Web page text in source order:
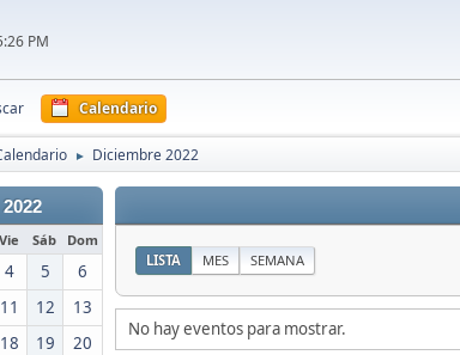
PM
Calendario
► Diciembre 2022
Vie Sáb Dom
4 5
6
11 12
13
18 19
20
LISTA MES SEMANA
No hay eventos para mostrar.